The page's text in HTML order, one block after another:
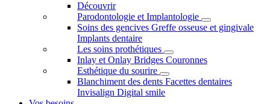
Découvrir
Parodontologie et Implantologie
Soins des gencives Greffe osseuse et gingivale
Implants dentaire
Les soins prothétiques
Inlay et Onlay Bridges Couronnes
Esthétique du sourire
Blanchiment des dents Facettes dentaires
Invisalign Digital smile